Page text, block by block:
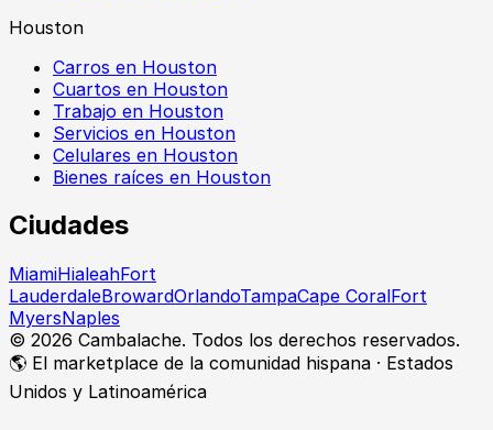
Houston
Carros en Houston
Cuartos en Houston
Trabajo en Houston
Servicios en Houston
Celulares en Houston
Bienes raíces en Houston
Ciudades
MiamiHialeahFort
LauderdaleBrowardOrlandoTampaCape CoralFort
MyersNaples
© 2026 Cambalache. Todos los derechos reservados.
🌎 El marketplace de la comunidad hispana · Estados
Unidos y Latinoamérica